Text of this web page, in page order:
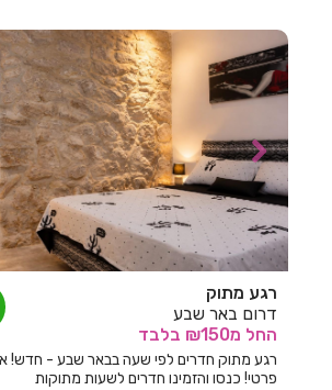
חדרים לפי שעה במצליח
חדרים לפי שעה במצפה הילה
חדרים לפי שעה במשמר הירדן
חדרים לפי שעה במשמר השבעה
חדרים לפי שעה במשמרות
חדרים לפי שעה בנבטים
חדרים לפי שעה בנווה זיו
חדרים לפי שעה בנווה ימין
רגע מתוק
דרום באר שבע
החל מ₪150 בלבד
רגע מתוק חדרים לפי שעה בבאר שבע - חדש!
פרטי! כנסו והזמינו חדרים לשעות מתוקות